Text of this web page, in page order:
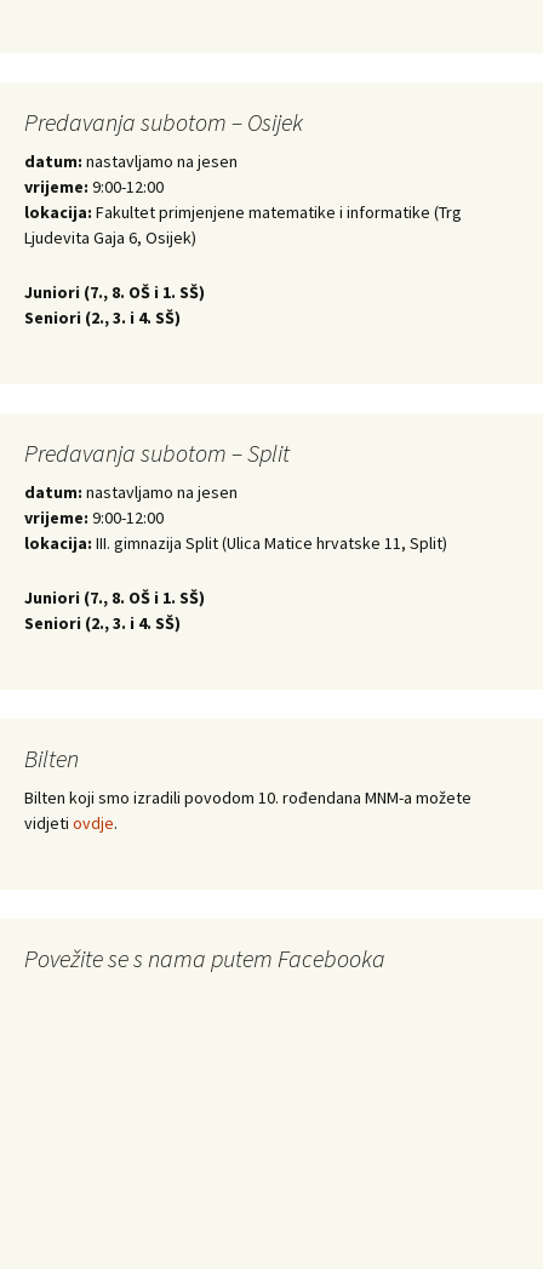
Predavanja subotom – Osijek
datum: nastavljamo na jesen
vrijeme: 9:00-12:00
lokacija: Fakultet primjenjene matematike i informatike (Trg
Ljudevita Gaja 6, Osijek)
Juniori (7., 8. OŠ i 1. SŠ)
Seniori (2., 3. i 4. SŠ)
Predavanja subotom – Split
datum: nastavljamo na jesen
vrijeme: 9:00-12:00
lokacija: III. gimnazija Split (Ulica Matice hrvatske 11, Split)
Juniori (7., 8. OŠ i 1. SŠ)
Seniori (2., 3. i 4. SŠ)
Bilten
Bilten koji smo izradili povodom 10. rođendana MNM-a možete
vidjeti ovdje.
Povežite se s nama putem Facebooka